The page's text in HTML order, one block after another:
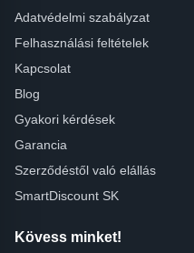
Adatvédelmi szabályzat
Felhasználási feltételek
Kapcsolat
Blog
Gyakori kérdések
Garancia
Szerződéstől való elállás
SmartDiscount SK
Kövess minket!